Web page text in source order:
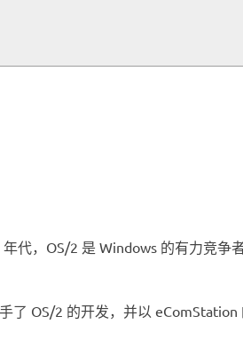
代，OS/2 是 Windows 的有力竞
OS/2 的开发，并以